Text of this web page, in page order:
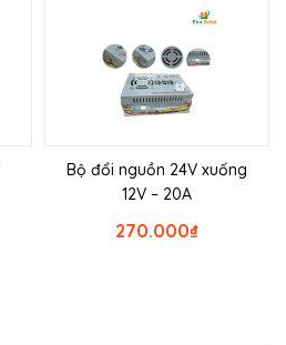
Bộ đổi nguồn 24V xuống
12V – 20A
₫
270.000